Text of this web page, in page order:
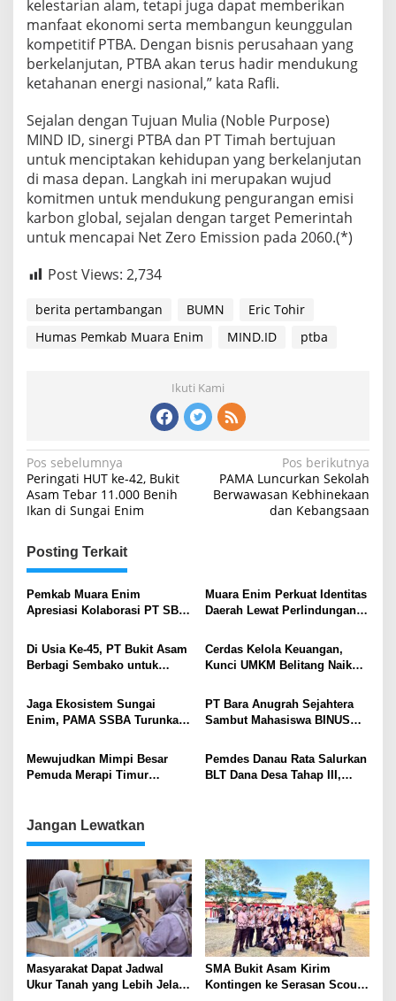
kelestarian alam, tetapi juga dapat memberikan
manfaat ekonomi serta membangun keunggulan
kompetitif PTBA. Dengan bisnis perusahaan yang
berkelanjutan, PTBA akan terus hadir mendukung
ketahanan energi nasional,” kata Rafli.
Sejalan dengan Tujuan Mulia (Noble Purpose)
MIND ID, sinergi PTBA dan PT Timah bertujuan
untuk menciptakan kehidupan yang berkelanjutan
di masa depan. Langkah ini merupakan wujud
komitmen untuk mendukung pengurangan emisi
karbon global, sejalan dengan target Pemerintah
untuk mencapai Net Zero Emission pada 2060.(*)
Post Views: 2,734
berita pertambangan BUMN
Eric Tohir
Humas Pemkab Muara Enim
MIND.ID ptba
Ikuti Kami
Navigasi
pos
Pos sebelumnya
Peringati HUT ke-42, Bukit
Asam Tebar 11.000 Benih
Ikan di Sungai Enim
Pos berikutnya
PAMA Luncurkan Sekolah
Berwawasan Kebhinekaan
dan Kebangsaan
Posting Terkait
Pemkab Muara Enim
Apresiasi Kolaborasi PT SBS
Warga Sekitar Tambang
Muara Enim Perkuat Identitas
Daerah Lewat Perlindungan
Di Usia Ke-45, PT Bukit Asam
Berbagi Sembako untuk
Cerdas Kelola Keuangan,
Kunci UMKM Belitang Naik
Jaga Ekosistem Sungai
Enim, PAMA SSBA Turunkan
Pemkab Muara Enim
PT Bara Anugrah Sejahtera
Sambut Mahasiswa BINUS
“BINUS Goes To Campus” di
Site Muara Enim
Mewujudkan Mimpi Besar
Pemuda Merapi Timur
Pemdes Danau Rata Salurkan
BLT Dana Desa Tahap III,
Jangan Lewatkan
Masyarakat Dapat Jadwal
Ukur Tanah yang Lebih Jelas
SMA Bukit Asam Kirim
Kontingen ke Serasan Scout